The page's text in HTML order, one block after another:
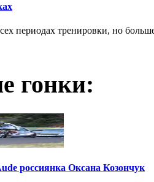
периодах тренировки, но
гонки:
россиянка Оксана Козончук